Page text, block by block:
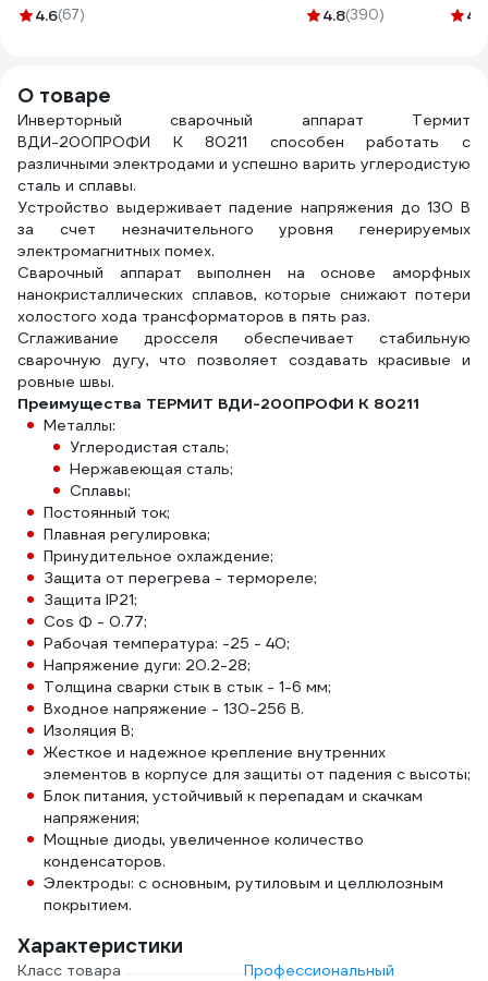
DK.4230.03324
4.6(67)
3050M
4.8(390) 4.8
О товаре
Инверторный сварочный аппарат Термит
ВДИ-200ПРОФИ К 80211 способен работать с
различными электродами и успешно варить углеродистую
сталь и сплавы.
Устройство выдерживает падение напряжения до 130 В
за счет незначительного уровня генерируемых
электромагнитных помех.
Сварочный аппарат выполнен на основе аморфных
нанокристаллических сплавов, которые снижают потери
холостого хода трансформаторов в пять раз.
Сглаживание дросселя обеспечивает стабильную
сварочную дугу, что позволяет создавать красивые и
ровные швы.
Преимущества ТЕРМИТ ВДИ-200ПРОФИ К 80211
Металлы:
Углеродистая сталь;
Нержавеющая сталь;
Сплавы;
Постоянный ток;
Плавная регулировка;
Принудительное охлаждение;
Защита от перегрева - термореле;
Защита IP21;
Cos Ф - 0.77;
Рабочая температура: -25 - 40;
Напряжение дуги: 20.2-28;
Толщина сварки стык в стык - 1-6 мм;
Входное напряжение - 130-256 В.
Изоляция В;
Жесткое и надежное крепление внутренних
элементов в корпусе для защиты от падения с высоты;
Блок питания, устойчивый к перепадам и скачкам
напряжения;
Мощные диоды, увеличенное количество
конденсаторов.
Электроды: с основным, рутиловым и целлюлозным
покрытием.
Характеристики
Класс товара
Профессиональный